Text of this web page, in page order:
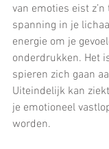
van emoties eist
spanning in je
energie om je
onderdrukken. Het
spieren zich gaan
Uiteindelijk kan
je emotioneel
worden.